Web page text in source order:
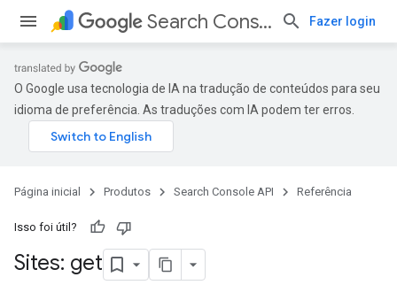
Search Console API Fazer login
O Google usa tecnologia de IA na tradução de conteúdos para seu
idioma de preferência. As traduções com IA podem ter erros.
Página inicial Produtos Search Console API Referência
Isso foi útil?
Sites: get